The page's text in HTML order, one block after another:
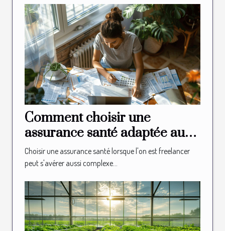
Comment choisir une
assurance santé adaptée aux
besoins des freelancers
Choisir une assurance santé lorsque l'on est freelancer
peut s'avérer aussi complexe...